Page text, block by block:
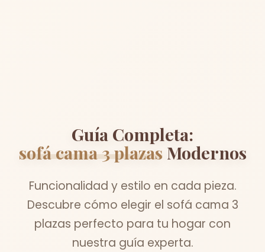
Guía Completa:
sofá cama 3 plazasModernos
Funcionalidad y estilo en cada pieza.
Descubre cómo elegir el sofá cama 3
plazas perfecto para tu hogar con
nuestra guía experta.